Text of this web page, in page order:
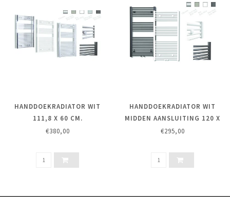
HANDDOEKRADIATOR WIT
111,8 X 60 CM.
€380,00
HANDDOEKRADIATOR WIT
MIDDEN AANSLUITING 120 X
60 CM.
€295,00